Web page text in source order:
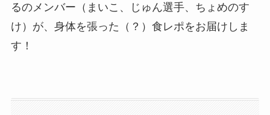
るのメンバー（まいこ、じゅん選手、ちょめのす
け）が、身体を張った（？）食レポをお届けしま
す！